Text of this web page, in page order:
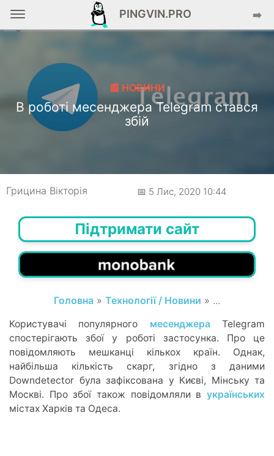
PINGVIN.PRO ➡️
📰 НОВИНИ
В роботі месенджера Telegram стався
збій
Грицина Вікторія 📅 5 Лис, 2020 10:44
Підтримати сайт
Головна » Технології / Новини » ...
Користувачі популярного месенджера Telegram
спостерігають збої у роботі застосунка. Про це
повідомляють мешканці кількох країн. Однак,
найбільша кількість скарг, згідно з даними
Downdetector була зафіксована у Києві, Мінську та
Москві. Про збої також повідомляли в українських
містах Харків та Одеса.